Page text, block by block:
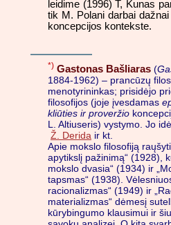
leidime (1996) T, Kunas
tik M. Polani darbai
koncepcijos kontekste.
*) Gastonas Bašliaras (
1884-1962) – prancūzų
menotyrininkas; prisidėjo
filosofijos (joje įvesdamas
kliūties ir proveržio
L. Altiuseris) vystymo. Jo
Ž. Derida ir kt.
Apie mokslo filosofiją
apytikslį pažinimą“ (1928),
mokslo dvasia“ (1934) ir
tapsmas“ (1938).
racionalizmas“ (1949) ir
materializmas“ dėmesį
kūrybingumo klausimui ir